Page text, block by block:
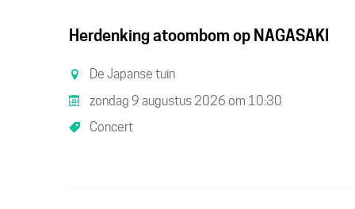
Herdenking atoombom op NAGASAKI
De Japanse tuin
zondag 9 augustus 2026 om 10:30
Concert